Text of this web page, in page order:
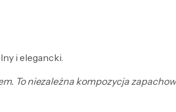
i elegancki.
To niezależna kompozycja